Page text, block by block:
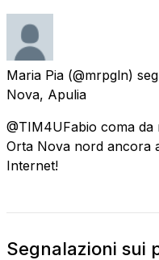
Maria Pia (@mrpgln)
Nova, Apulia
@TIM4UFabio coma da
Orta Nova nord ancora
Internet!
Segnalazioni sui